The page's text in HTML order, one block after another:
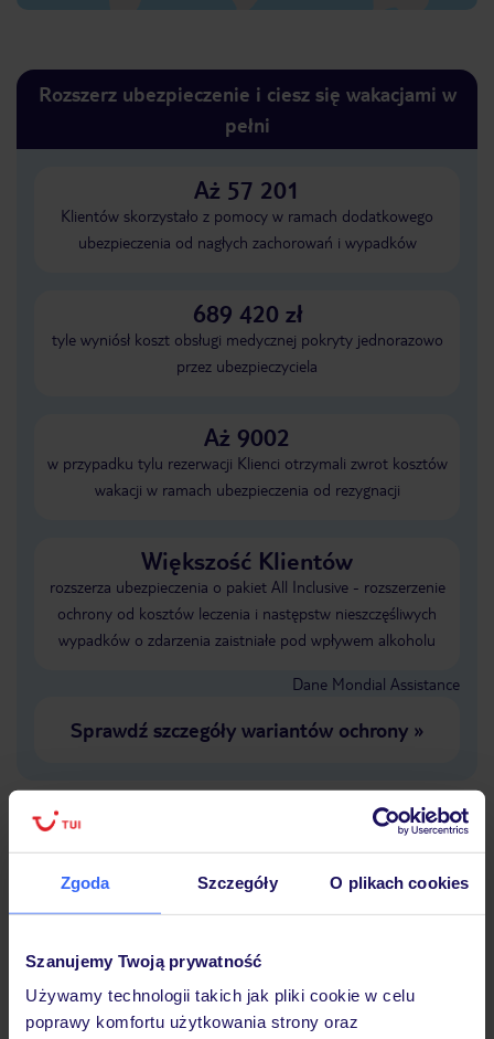
Zgoda Szczegóły O plikach cookies
Szanujemy Twoją prywatność
Używamy technologii takich jak pliki cookie w celu
poprawy komfortu użytkowania strony oraz
Rozszerz ubezpieczenie i ciesz się wakacjami w
pełni
Aż 57 201
Klientów skorzystało z pomocy w ramach dodatkowego
ubezpieczenia od nagłych zachorowań i wypadków
689 420 zł
tyle wyniósł koszt obsługi medycznej pokryty jednorazowo
przez ubezpieczyciela
Aż 9002
w przypadku tylu rezerwacji Klienci otrzymali zwrot kosztów
wakacji w ramach ubezpieczenia od rezygnacji
Większość Klientów
rozszerza ubezpieczenia o pakiet All Inclusive - rozszerzenie
ochrony od kosztów leczenia i następstw nieszczęśliwych
wypadków o zdarzenia zaistniałe pod wpływem alkoholu
Dane Mondial Assistance
Sprawdź szczegóły wariantów ochrony»
Dlaczego warto wybrać TUI?
Lider niskich cen
podróży w Polsce